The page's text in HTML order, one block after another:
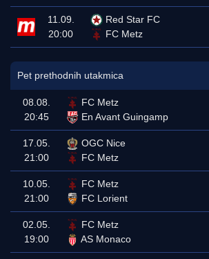
11.09.
20:00
Red Star FC
FC Metz
Pet prethodnih utakmica
08.08.
20:45
FC Metz
En Avant Guingamp
17.05.
21:00
OGC Nice
FC Metz
10.05.
21:00
FC Metz
FC Lorient
02.05.
19:00
FC Metz
AS Monaco